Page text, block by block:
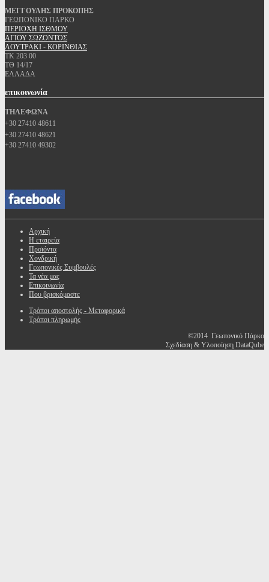
ΜΕΓΓΟΥΛΗΣ ΠΡΟΚΟΠΗΣ
ΓΕΩΠΟΝΙΚΟ ΠΑΡΚΟ
ΠΕΡΙΟΧΗ ΙΣΘΜΟΥ
ΑΓΙΟΥ ΣΩΖΟΝΤΟΣ
ΛΟΥΤΡΑΚΙ - ΚΟΡΙΝΘΙΑΣ
ΤΚ 203 00
ΤΘ 14/17
ΕΛΛΑΔΑ
επικοινωνία
ΤΗΛΕΦΩΝΑ
+30 27410 48611
+30 27410 48621
+30 27410 49302
Αρχική
Η εταιρεία
Προϊόντα
Χονδρική
Γεωπονικές Συμβουλές
Τα νέα μας
Επικοινωνία
Που βρισκόμαστε
Τρόποι αποστολής - Μεταφορικά
Τρόποι πληρωμής
©2014 Γεωπονικό Πάρκο
Σχεδίαση & Υλοποίηση DataQube